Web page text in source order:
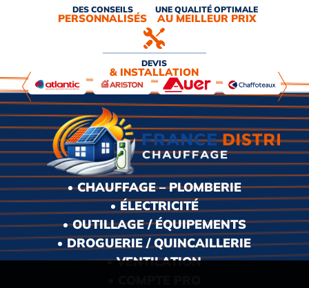
DES CONSEILS
PERSONNALISÉS
UNE QUALITÉ OPTIMALE
AU MEILLEUR PRIX
DEVIS
& INSTALLATION
CHAUFFAGE – PLOMBERIE
ÉLECTRICITÉ
OUTILLAGE / ÉQUIPEMENTS
DROGUERIE / QUINCAILLERIE
VENTILATION